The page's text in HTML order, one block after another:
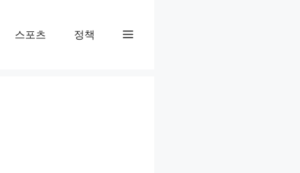
스포츠 정책